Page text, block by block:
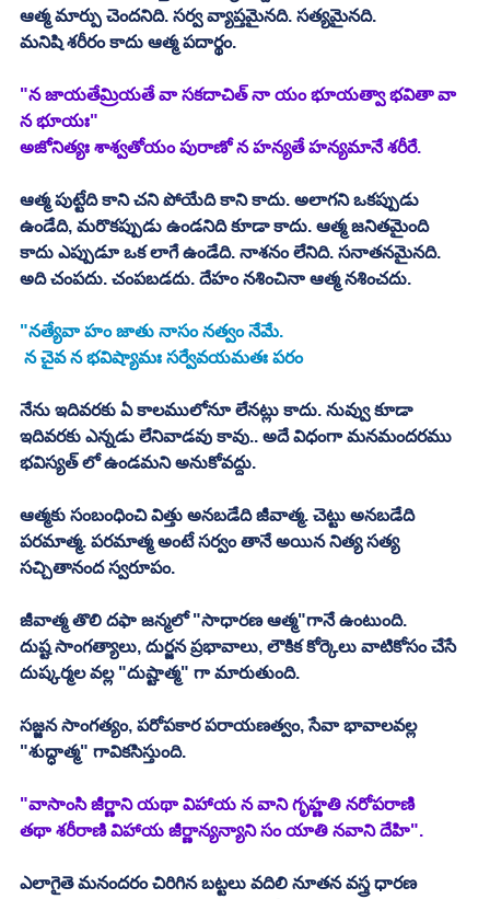
ఆత్మ మార్పు చెందనిది. సర్వ వ్యాప్తమైనది. సత్యమైనది.
మనిషి శరీరం కాదు ఆత్మ పదార్థం.
"న జాయతేమ్రియతే వా సకదాచిత్ నా యం భూయత్వా భవితా వా
న భూయః"
అజోనిత్యః శాశ్వతోయం పురాణో న హన్యతే హన్యమానే శరీరే.
ఆత్మ పుట్టేది కాని చని పోయేది కాని కాదు. అలాగని ఒకప్పుడు
ఉండేది, మరొకప్పుడు ఉండనిది కూడా కాదు. ఆత్మ జనితమైంది
కాదు ఎప్పుడూ ఒక లాగే ఉండేది. నాశనం లేనిది. సనాతనమైనది.
అది చంపదు. చంపబడదు. దేహం నశించినా ఆత్మ నశించదు.
"నత్యేవా హం జాతు నాసం నత్వం నేమే.
న చైవ న భవిష్యామః సర్వేవయమతః పరం
నేను ఇదివరకు ఏ కాలములోనూ లేనట్లు కాదు. నువ్వు కూడా
ఇదివరకు ఎన్నడు లేనివాడవు కావు.. అదే విధంగా మనమందరము
భవిస్యత్ లో ఉండమని అనుకోవద్దు.
ఆత్మకు సంబంధించి విత్తు అనబడేది జీవాత్మ. చెట్టు అనబడేది
పరమాత్మ. పరమాత్మ అంటే సర్వం తానే అయిన నిత్య సత్య
సచ్చితానంద స్వరూపం.
జీవాత్మ తొలి దఫా జన్మలో "సాధారణ ఆత్మ"గానే ఉంటుంది.
దుష్ట సాంగత్యాలు, దుర్జన ప్రభావాలు, లౌకిక కోర్కెలు వాటికోసం చేసే
దుష్కర్మల వల్ల "దుష్టాత్మ" గా మారుతుంది.
సజ్జన సాంగత్యం, పరోపకార పరాయణత్వం, సేవా భావాలవల్ల
"శుద్ధాత్మ" గావికసిస్తుంది.
"వాసాంసి జీర్ణాని యథా విహాయ న వాని గృహ్ణతి నరోపరాణి
తథా శరీరాణి విహాయ జీర్ణాన్యన్యాని సం యాతి నవాని దేహి".
ఎలాగైతె మనందరం చిరిగిన బట్టలు వదిలి నూతన వస్త్ర ధారణ